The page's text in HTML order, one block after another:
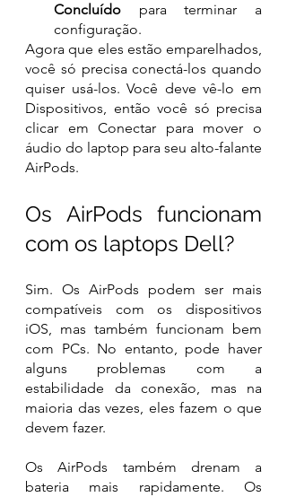
Concluído para terminar a
configuração.
Agora que eles estão emparelhados,
você só precisa conectá-los quando
quiser usá-los. Você deve vê-lo em
Dispositivos, então você só precisa
clicar em Conectar para mover o
áudio do laptop para seu alto-falante
AirPods.
Os AirPods funcionam
com os laptops Dell?
Sim. Os AirPods podem ser mais
compatíveis com os dispositivos
iOS, mas também funcionam bem
com PCs. No entanto, pode haver
alguns problemas com a
estabilidade da conexão, mas na
maioria das vezes, eles fazem o que
devem fazer.
Os AirPods também drenam a
bateria mais rapidamente. Os